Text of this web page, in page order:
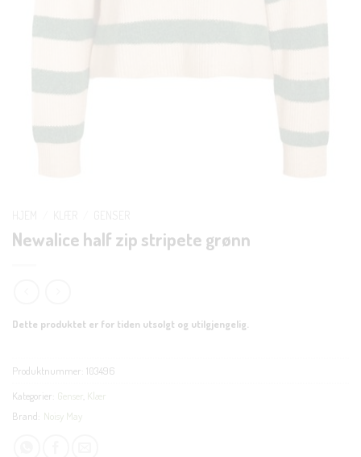
Newalice half zip stripete grønn
Dette produktet er for tiden utsolgt og utilgjengelig.
Produktnummer: 103496
Kategorier: Genser Klær
Brand: Noisy May